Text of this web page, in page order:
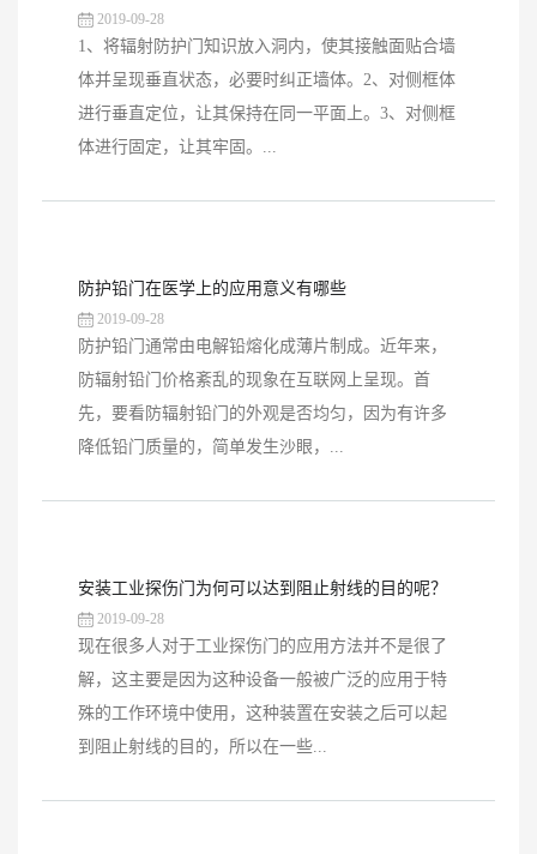
2019-09-28
1、将辐射防护门知识放入洞内，使其接触面贴合墙
体并呈现垂直状态，必要时纠正墙体。2、对侧框体
进行垂直定位，让其保持在同一平面上。3、对侧框
体进行固定，让其牢固。...
防护铅门在医学上的应用意义有哪些
2019-09-28
防护铅门通常由电解铅熔化成薄片制成。近年来，
防辐射铅门价格紊乱的现象在互联网上呈现。首
先，要看防辐射铅门的外观是否均匀，因为有许多
降低铅门质量的，简单发生沙眼，...
安装工业探伤门为何可以达到阻止射线的目的呢？
2019-09-28
现在很多人对于工业探伤门的应用方法并不是很了
解，这主要是因为这种设备一般被广泛的应用于特
殊的工作环境中使用，这种装置在安装之后可以起
到阻止射线的目的，所以在一些...